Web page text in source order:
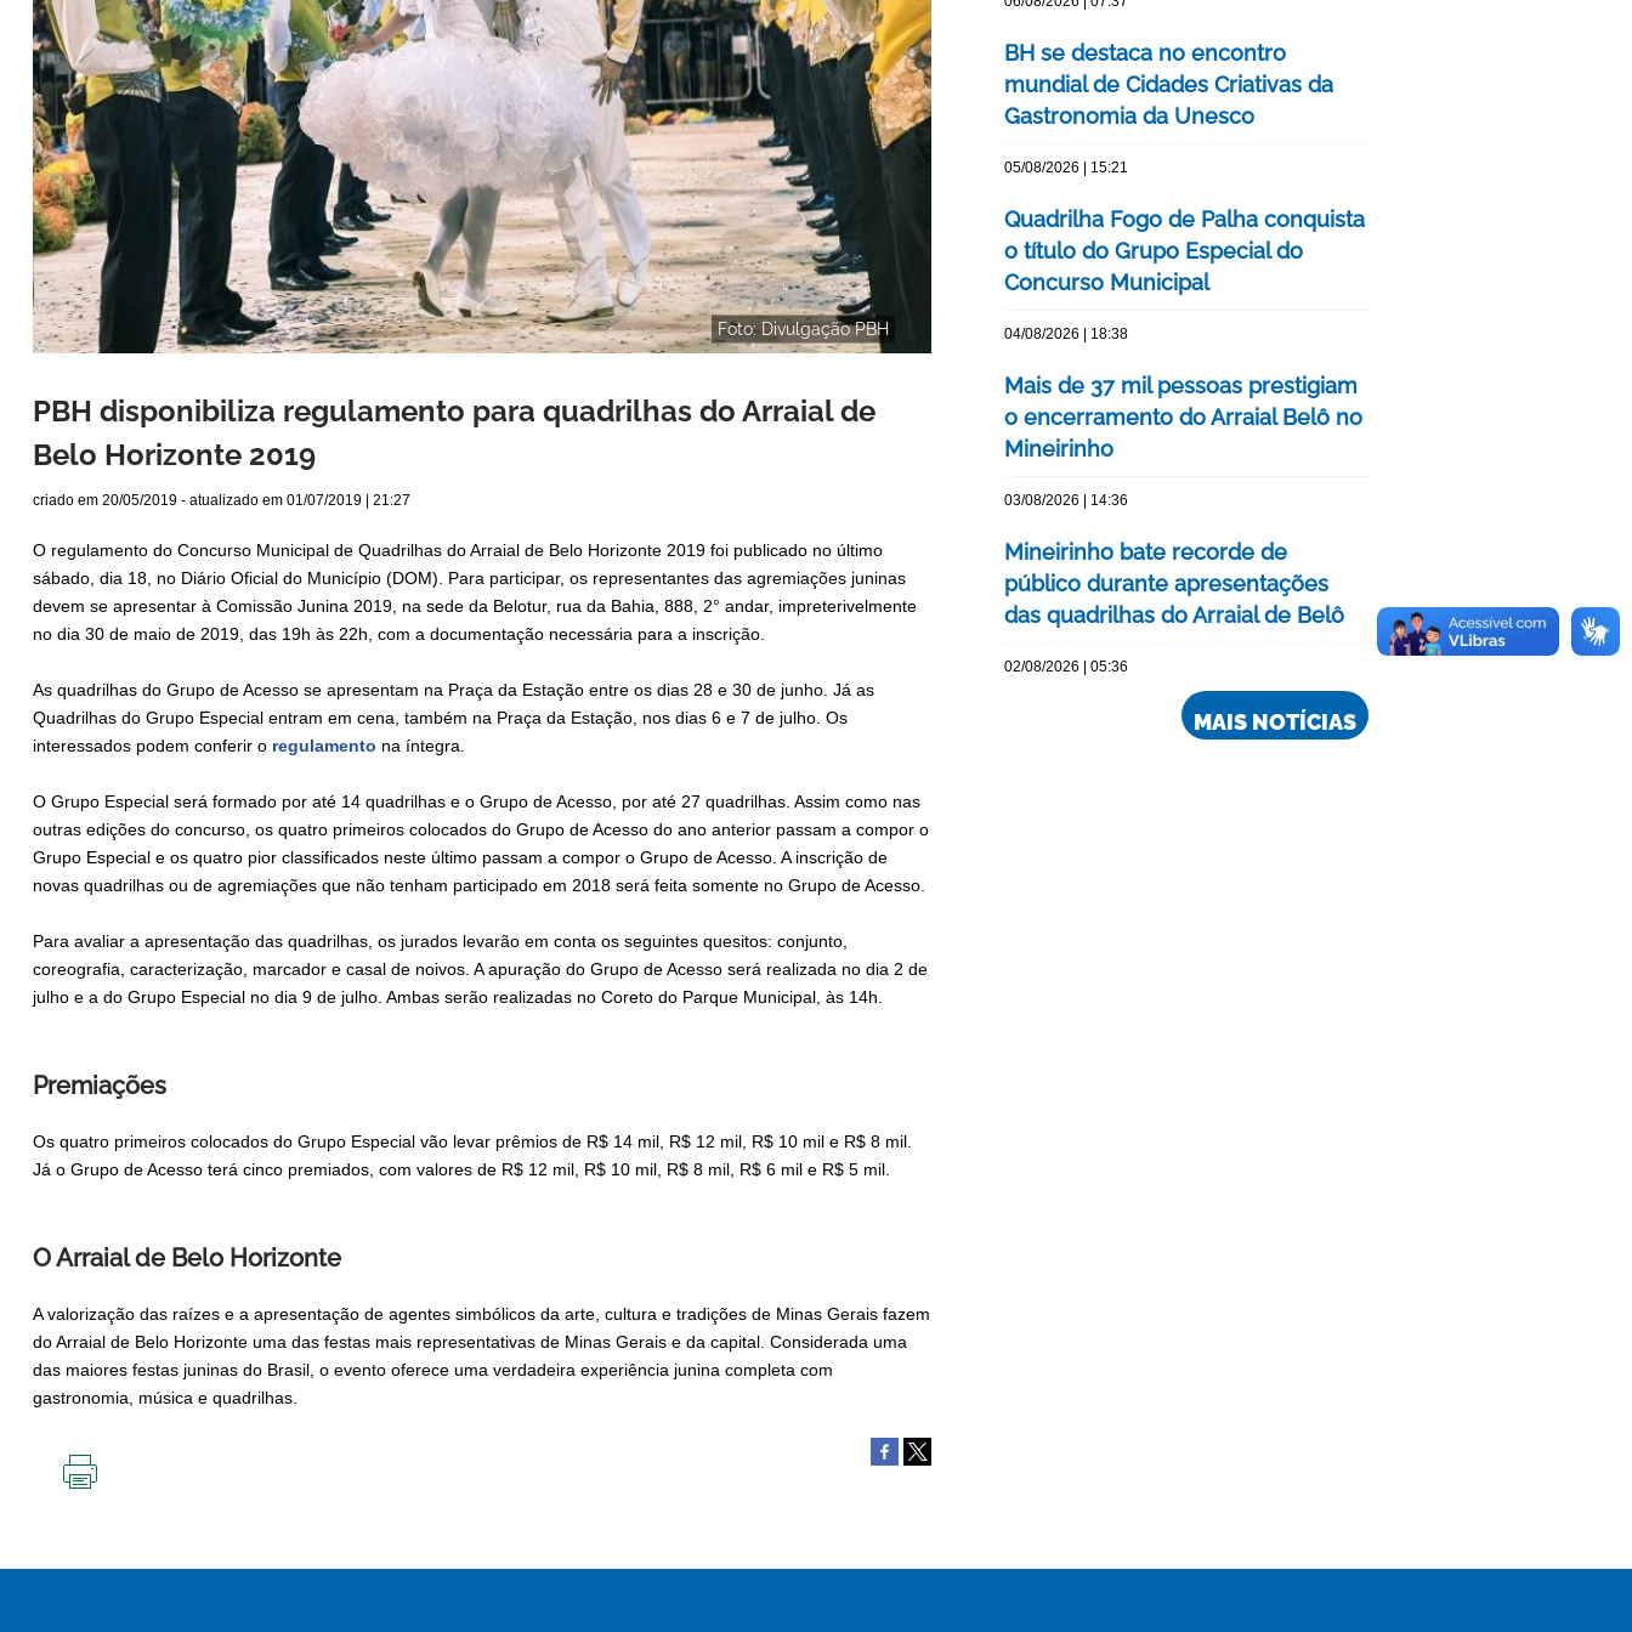
Foto: Divulgação PBH
PBH disponibiliza regulamento para quadrilhas do Arraial de
Belo Horizonte 2019
criado em 20/05/2019 - atualizado em 01/07/2019 | 21:27
O regulamento do Concurso Municipal de Quadrilhas do Arraial de Belo Horizonte 2019 foi publicado no último
sábado, dia 18, no Diário Oficial do Município (DOM). Para participar, os representantes das agremiações juninas
devem se apresentar à Comissão Junina 2019, na sede da Belotur, rua da Bahia, 888, 2° andar, impreterivelmente
no dia 30 de maio de 2019, das 19h às 22h, com a documentação necessária para a inscrição.
As quadrilhas do Grupo de Acesso se apresentam na Praça da Estação entre os dias 28 e 30 de junho. Já as
Quadrilhas do Grupo Especial entram em cena, também na Praça da Estação, nos dias 6 e 7 de julho. Os
interessados podem conferir o regulamento na íntegra.
O Grupo Especial será formado por até 14 quadrilhas e o Grupo de Acesso, por até 27 quadrilhas. Assim como nas
outras edições do concurso, os quatro primeiros colocados do Grupo de Acesso do ano anterior passam a compor o
Grupo Especial e os quatro pior classificados neste último passam a compor o Grupo de Acesso. A inscrição de
novas quadrilhas ou de agremiações que não tenham participado em 2018 será feita somente no Grupo de Acesso.
Para avaliar a apresentação das quadrilhas, os jurados levarão em conta os seguintes quesitos: conjunto,
coreografia, caracterização, marcador e casal de noivos. A apuração do Grupo de Acesso será realizada no dia 2 de
julho e a do Grupo Especial no dia 9 de julho. Ambas serão realizadas no Coreto do Parque Municipal, às 14h.
Premiações
Os quatro primeiros colocados do Grupo Especial vão levar prêmios de R$ 14 mil, R$ 12 mil, R$ 10 mil e R$ 8 mil.
Já o Grupo de Acesso terá cinco premiados, com valores de R$ 12 mil, R$ 10 mil, R$ 8 mil, R$ 6 mil e R$ 5 mil.
O Arraial de Belo Horizonte
A valorização das raízes e a apresentação de agentes simbólicos da arte, cultura e tradições de Minas Gerais fazem
do Arraial de Belo Horizonte uma das festas mais representativas de Minas Gerais e da capital. Considerada uma
das maiores festas juninas do Brasil, o evento oferece uma verdadeira experiência junina completa com
gastronomia, música e quadrilhas.
BH se destaca no encontro
mundial de Cidades Criativas da
Gastronomia da Unesco
05/08/2026 | 15:21
Quadrilha Fogo de Palha conquista
o título do Grupo Especial do
Concurso Municipal
04/08/2026 | 18:38
Mais de 37 mil pessoas prestigiam
o encerramento do Arraial Belô no
Mineirinho
03/08/2026 | 14:36
Mineirinho bate recorde de
público durante apresentações
das quadrilhas do Arraial de Belô
02/08/2026 | 05:36
MAIS NOTÍCIAS